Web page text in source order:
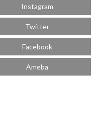
Instagram
Twitter
Facebook
Ameba